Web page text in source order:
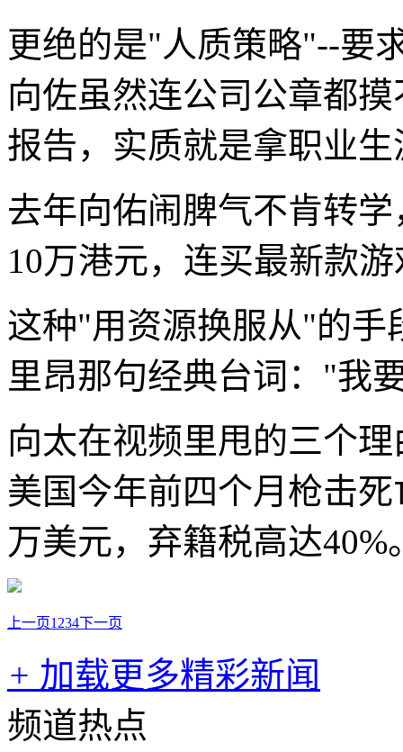
更绝的是"人质策略"--要
向佐虽然连公司公章都
报告，实质就是拿职业
去年向佑闹脾气不肯转
10万港元，连买最新款
这种"用资源换服从"的手
里昂那句经典台词："我
向太在视频里甩的三个
美国今年前四个月枪击
万美元，弃籍税高达40%
上一页1 234下一页
+ 加载更多精彩新闻
频道热点